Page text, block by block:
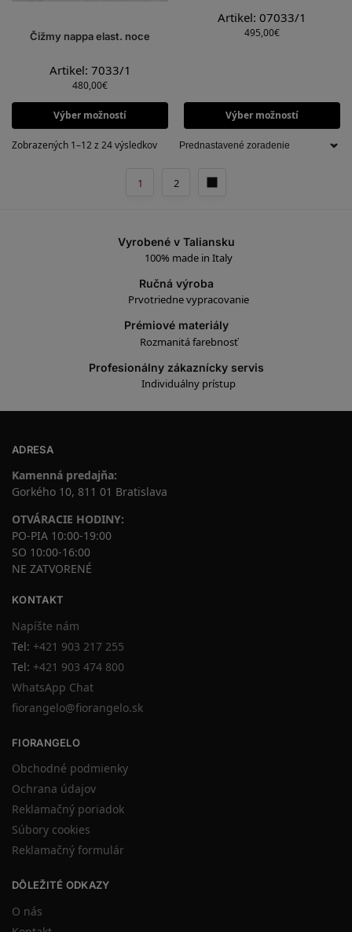
Čižmy nappa elast. noce
Artikel: 7033/1
480,00€
Výber možností
Artikel: 07033/1
495,00€
Výber možností
Zobrazených 1–12 z 24 výsledkov
1 2
Vyrobené v Taliansku
100% made in Italy
Ručná výroba
Prvotriedne vypracovanie
Prémiové materiály
Rozmanitá farebnosť
Profesionálny zákaznícky servis
Individuálny prístup
ADRESA
Kamenná predajňa:
Gorkého 10, 811 01 Bratislava
OTVÁRACIE HODINY:
PO-PIA 10:00-19:00
SO 10:00-16:00
NE ZATVORENÉ
KONTAKT
Napíšte nám
Tel: +421 903 217 255
Tel: +421 903 474 800
WhatsApp Chat
fiorangelo@fiorangelo.sk
FIORANGELO
Obchodné podmienky
Ochrana údajov
Reklamačný poriadok
Súbory cookies
Reklamačný formulár
DÔLEŽITÉ ODKAZY
O nás